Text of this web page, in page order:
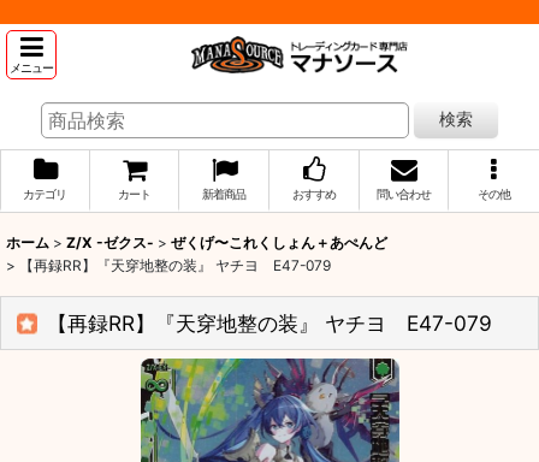
メニュー
検索
カテゴリ カート 新着商品 おすすめ 問い合わせ その他
ホーム > Z/X -ゼクス- > ぜくげ〜これくしょん＋あぺんど
>
【再録RR】『天穿地整の装』 ヤチヨ E47-079
【再録RR】『天穿地整の装』 ヤチヨ E47-079